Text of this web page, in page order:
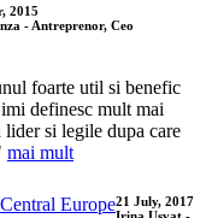
2015
- Antreprenor, Ceo
foarte util si benefic
definesc mult mai
lider si legile dupa care
mai mult
21 July, 2017
Irina Usvat -